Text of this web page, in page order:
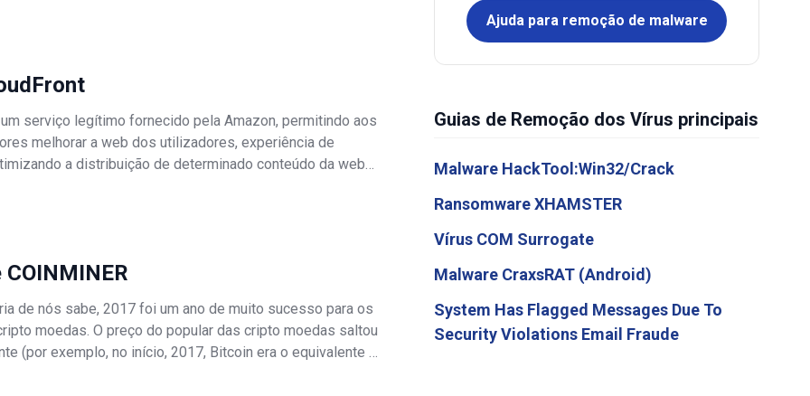
serviço legítimo fornecido pela Amazon, permitindo aos
melhorar a web dos utilizadores, experiência de
a distribuição de determinado conteúdo da web
de nós sabe, 2017 foi um ano de muito sucesso para os
moedas. O preço do popular das cripto moedas saltou
(por exemplo, no início, 2017, Bitcoin era o equivalente a
Ajuda para remoção de malware
Guias de Remoção dos Vírus principais
Malware HackTool:Win32/Crack
Ransomware XHAMSTER
Vírus COM Surrogate
Malware CraxsRAT (Android)
System Has Flagged Messages Due To
Security Violations Email Fraude